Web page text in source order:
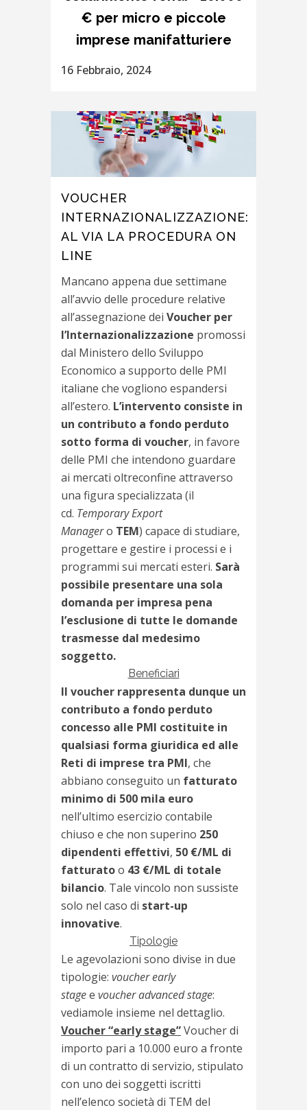
€ per micro e piccole
imprese manifatturiere
16 Febbraio, 2024
VOUCHER
INTERNAZIONALIZZAZIONE:
AL VIA LA PROCEDURA ON
LINE
Mancano appena due settimane
all’avvio delle procedure relative
all’assegnazione dei Voucher per
l’Internazionalizzazione promossi
dal Ministero dello Sviluppo
Economico a supporto delle PMI
italiane che vogliono espandersi
all’estero. L’intervento consiste in
un contributo a fondo perduto
sotto forma di voucher, in favore
delle PMI che intendono guardare
ai mercati oltreconfine attraverso
una figura specializzata (il
cd. Temporary Export
Managero TEM) capace di studiare,
progettare e gestire i processi e i
programmi sui mercati esteri. Sarà
possibile presentare una sola
domanda per impresa pena
l’esclusione di tutte le domande
trasmesse dal medesimo
soggetto.
Beneficiari
Il voucher rappresenta dunque un
contributo a fondo perduto
concesso alle PMI costituite in
qualsiasi forma giuridica ed alle
Reti di imprese tra PMI, che
abbiano conseguito un fatturato
minimo di 500 mila euro
nell’ultimo esercizio contabile
chiuso e che non superino 250
dipendenti effettivi, 50 €/ML di
fatturatoo 43 €/ML di totale
bilancio. Tale vincolo non sussiste
solo nel caso di start-up
innovative.
Tipologie
Le agevolazioni sono divise in due
tipologie: voucher early
stagee voucher advanced stage:
vediamole insieme nel dettaglio.
Voucher “early stage”Voucher di
importo pari a 10.000 euro a fronte
di un contratto di servizio, stipulato
con uno dei soggetti iscritti
nell’elenco società di TEM del